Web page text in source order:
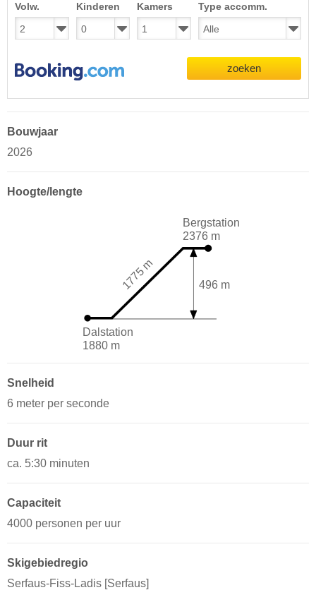
Volw. Kinderen Kamers Type accomm.
zoeken
Bouwjaar
2026
Hoogte/lengte
Dalstation
1880 m
Bergstation
2376 m
496 m
1775 m
Snelheid
6 meter per seconde
Duur rit
ca. 5:30 minuten
Capaciteit
4000 personen per uur
Skigebiedregio
Serfaus-Fiss-Ladis [Serfaus]